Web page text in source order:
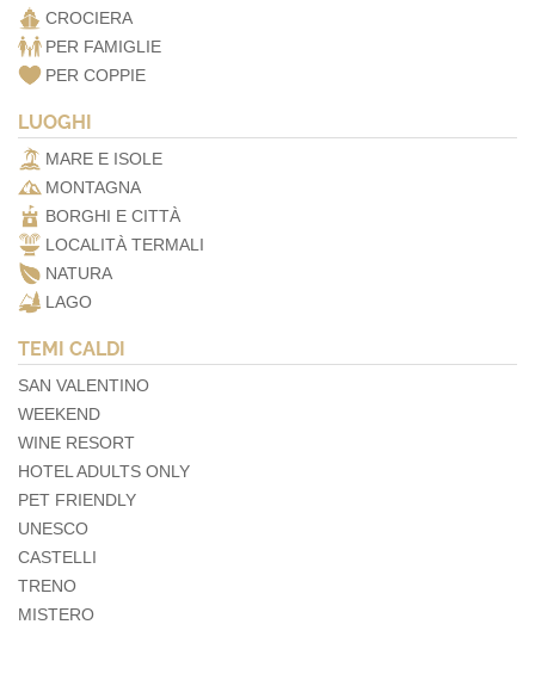
CROCIERA
PER FAMIGLIE
PER COPPIE
LUOGHI
MARE E ISOLE
MONTAGNA
BORGHI E CITTÀ
LOCALITÀ TERMALI
NATURA
LAGO
TEMI CALDI
SAN VALENTINO
WEEKEND
WINE RESORT
HOTEL ADULTS ONLY
PET FRIENDLY
UNESCO
CASTELLI
TRENO
MISTERO